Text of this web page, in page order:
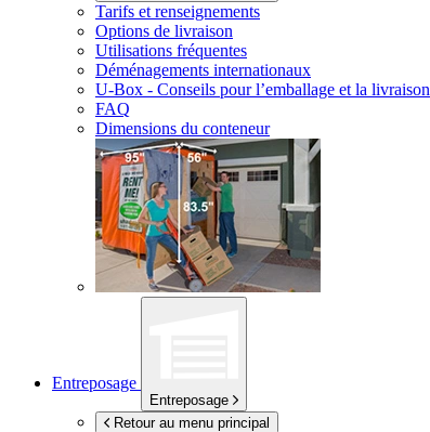
Tarifs et renseignements
Options de livraison
Utilisations fréquentes
Déménagements internationaux
U-Box - Conseils pour l’emballage et la livraison
FAQ
Dimensions du conteneur
Entreposage
Entreposage
Retour au menu principal